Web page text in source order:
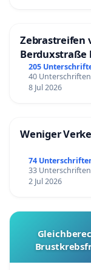
Zebrastreifen
Berduxstraße
205
40
8 Jul 2026
Weniger
74
33
2 Jul 2026